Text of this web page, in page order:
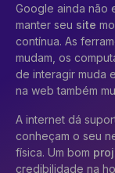
Google ainda não
manter seu site
contínua. As
mudam, os
de interagir muda
na web também
A internet dá
conheçam o seu
física. Um bom
credibilidade na